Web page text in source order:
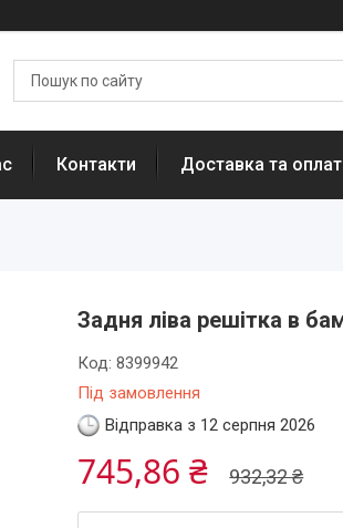
Контакти Доставка та
Задня ліва решітка в
Під замовлення
Код:8399942
Відправка з 12 серпня 2026
932,32 ₴
745,86 ₴